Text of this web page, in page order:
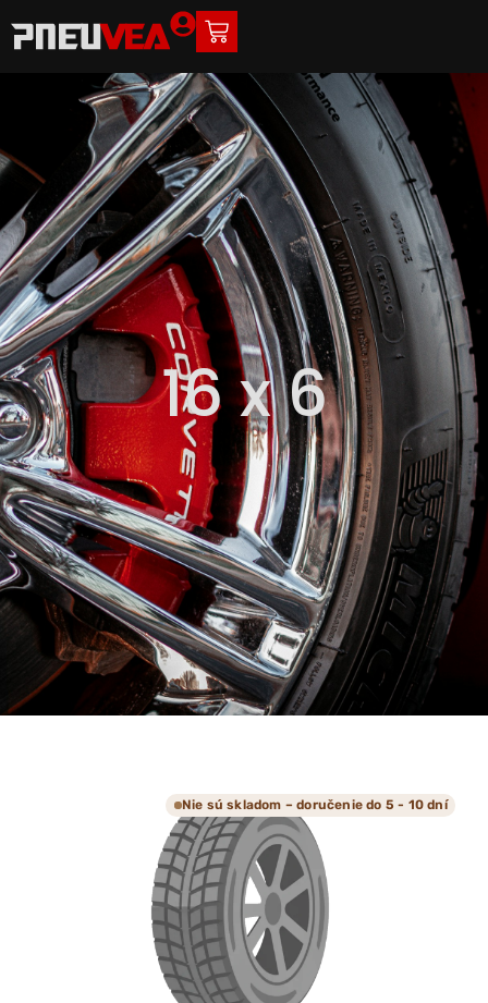
16 x 6
Nie sú skladom – doručenie do 5 - 10 dní